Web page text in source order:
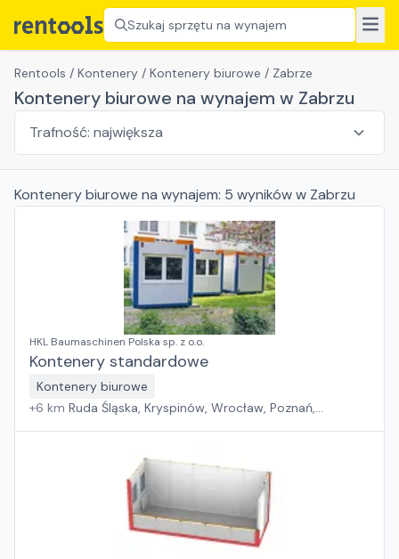
Szukaj sprzętu na wynajem
Rentools / Kontenery / Kontenery biurowe / Zabrze
Kontenery biurowe na wynajem w Zabrzu
Kontenery biurowe na wynajem: 5 wynikóww Zabrzu
HKL Baumaschinen Polska sp. z o.o.
Kontenery standardowe
Kontenery biurowe
+6 km Ruda Śląska, Kryspinów, Wrocław, Poznań,